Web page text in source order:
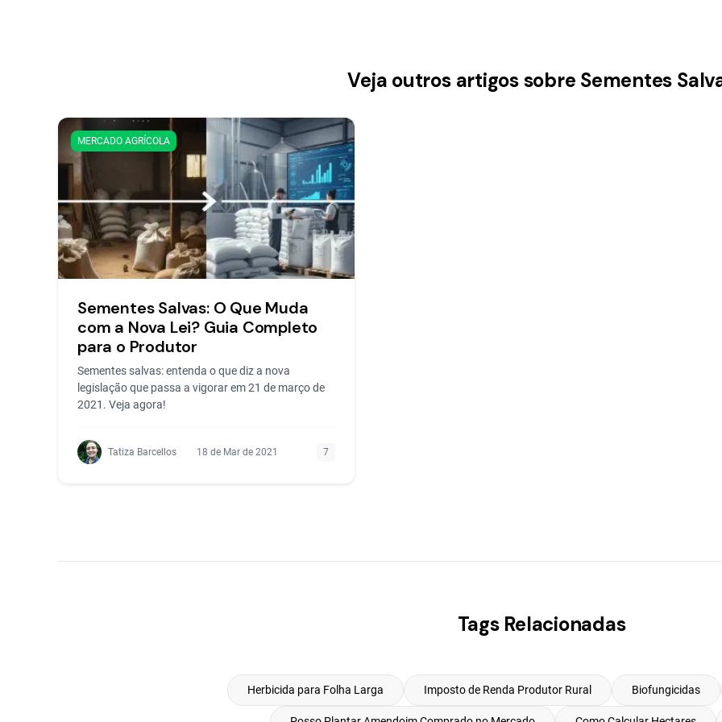
Veja outros artigos sobre Sementes
MERCADO AGRÍCOLA
Sementes Salvas: O Que Muda
com a Nova Lei? Guia Completo
para o Produtor
Sementes salvas: entenda o que diz a nova
legislação que passa a vigorar em 21 de março de
2021. Veja agora!
Tatiza Barcellos 18 de Mar de 2021 7
Tags Relacionadas
Herbicida para Folha Larga Imposto de Renda Produtor Rural Biofungicidas